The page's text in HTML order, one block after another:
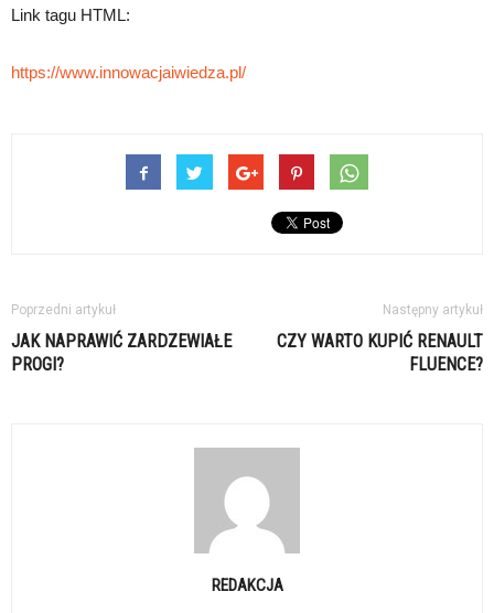
Link tagu HTML:
https://www.innowacjaiwiedza.pl/
Poprzedni artykuł
JAK NAPRAWIĆ ZARDZEWIAŁE
PROGI?
Następny artykuł
CZY WARTO KUPIĆ RENAULT
FLUENCE?
REDAKCJA